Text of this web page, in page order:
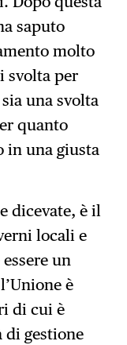
saputo
molto
svolta per
una svolta
quanto
in una giusta
dicevate, è il
locali e
un
è
di cui è
di gestione